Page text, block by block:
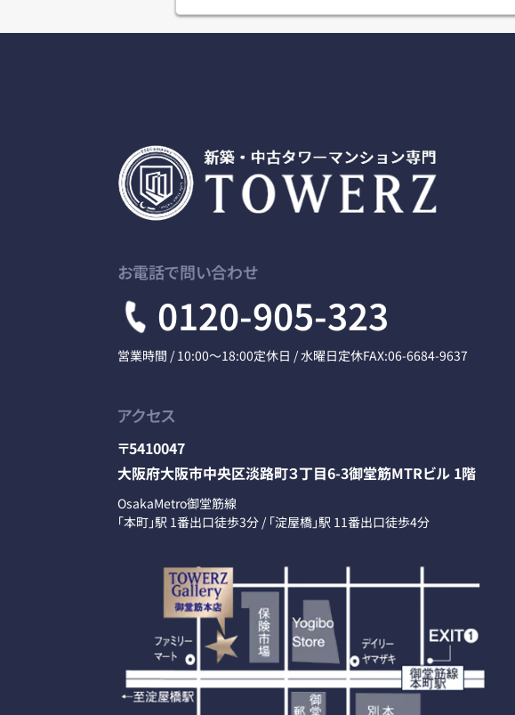
お電話で問い合わせ
0120-905-323
営業時間 / 10:00～18:00定休日 / 水曜日定休FAX:06-6684-9637
アクセス
〒5410047
大阪府大阪市中央区淡路町３丁目6-3御堂筋MTRビル 1階
OsakaMetro御堂筋線
「本町」駅 1番出口徒歩3分 / 「淀屋橋」駅 11番出口徒歩4分